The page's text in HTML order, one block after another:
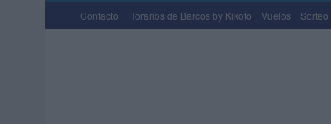
Contacto Horarios de Barcos by Kikoto Vuelos